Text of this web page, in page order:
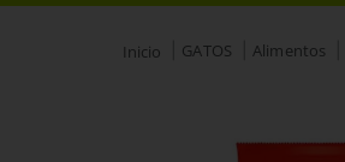
GATOS Alimentos